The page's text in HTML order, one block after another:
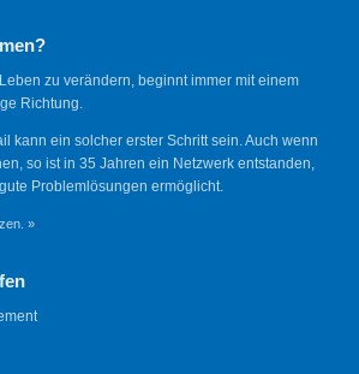
zu verändern, beginnt immer mit einem
Richtung.
kann ein solcher erster Schritt sein. Auch wenn
so ist in 35 Jahren ein Netzwerk entstanden,
Problemlösungen ermöglicht.
»